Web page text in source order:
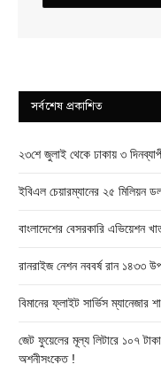
সর্বশেষ প্রকাশিত
২৩শে জুলাই থেকে ঢাকায় ৩
ইবিএল চেয়ারম্যানের ২৫ মিলিয়ন
বাংলাদেশের বেসরকারি এভিয়েশন
রানরাইজ নেশন নববর্ষ রান ১৪৩৩
বিমানের ফ্লাইট সার্ভিস ম্যানেজার
জেট ফুয়েলের মূল্য লিটারে ১০৭
অশনীসংকেত !